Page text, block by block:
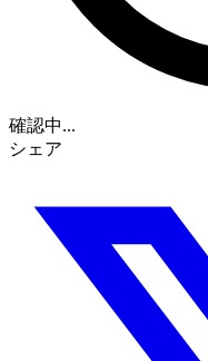
確認中...
シェア